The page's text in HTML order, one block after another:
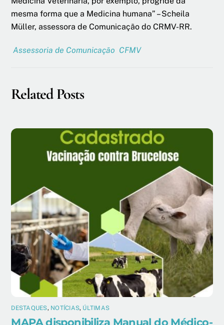
mesma forma que a Medicina humana” – Scheila
Müller, assessora de Comunicação do CRMV-RR.
Assessoria de Comunicação CFMV
Related Posts
DESTAQUES, NOTÍCIAS, ÚLTIMAS
MAPA disponibiliza Manual do Médico-